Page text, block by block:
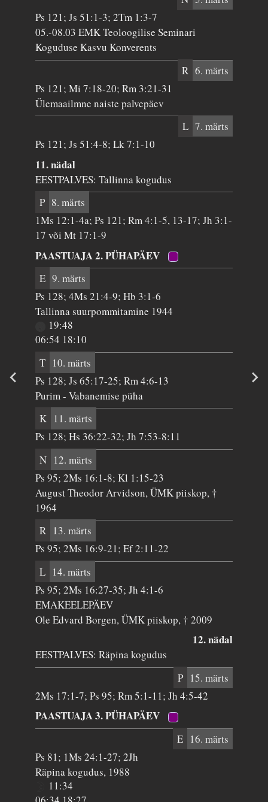
Ps 121; Js 51:1-3; 2Tm 1:3-7
05.-08.03 EMK Teoloogilise Seminari
Koguduse Kasvu Konverents
R 6. märts
Ps 121; Mi 7:18-20; Rm 3:21-31
Ülemaailmne naiste palvepäev
L 7. märts
Ps 121; Js 51:4-8; Lk 7:1-10
11. nädal
EESTPALVES: Tallinna kogudus
P 8. märts
1Ms 12:1-4a; Ps 121; Rm 4:1-5, 13-17; Jh 3:1-
17 või Mt 17:1-9
PAASTUAJA 2. PÜHAPÄEV
E 9. märts
Ps 128; 4Ms 21:4-9; Hb 3:1-6
Tallinna suurpommitamine 1944
19:48
06:54 18:10
T 10. märts
Ps 128; Js 65:17-25; Rm 4:6-13
Purim - Vabanemise püha
K 11. märts
Ps 128; Hs 36:22-32; Jh 7:53-8:11
N 12. märts
Ps 95; 2Ms 16:1-8; Kl 1:15-23
August Theodor Arvidson, ÜMK piiskop, †
1964
R 13. märts
Ps 95; 2Ms 16:9-21; Ef 2:11-22
L 14. märts
Ps 95; 2Ms 16:27-35; Jh 4:1-6
EMAKEELEPÄEV
Ole Edvard Borgen, ÜMK piiskop, † 2009
12. nädal
EESTPALVES: Räpina kogudus
P 15. märts
2Ms 17:1-7; Ps 95; Rm 5:1-11; Jh 4:5-42
PAASTUAJA 3. PÜHAPÄEV
E 16. märts
Ps 81; 1Ms 24:1-27; 2Jh
Räpina kogudus, 1988
11:34